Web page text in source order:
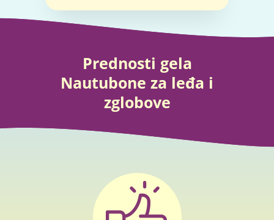
Prednosti gela
Nautubone za leđa i
zglobove